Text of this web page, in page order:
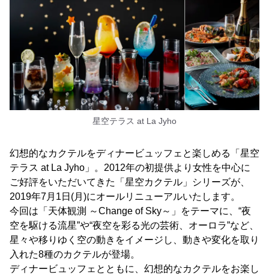
星空テラス at La Jyho
幻想的なカクテルをディナービュッフェと楽しめる「星空
テラス at La Jyho」。2012年の初提供より女性を中心に
ご好評をいただいてきた「星空カクテル」シリーズが、
2019年7月1日(月)にオールリニューアルいたします。
今回は「天体観測 ～Change of Sky～」をテーマに、“夜
空を駆ける流星”や“夜空を彩る光の芸術、オーロラ”など、
星々や移りゆく空の動きをイメージし、動きや変化を取り
入れた8種のカクテルが登場。
ディナービュッフェとともに、幻想的なカクテルをお楽し